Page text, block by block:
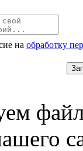
на обработку